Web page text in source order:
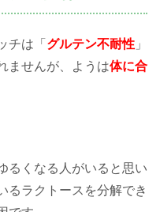
チは「 グルテン不耐性 」
ませんが、ようは体に合
るくなる人がいると思い
るラクトースを分解でき